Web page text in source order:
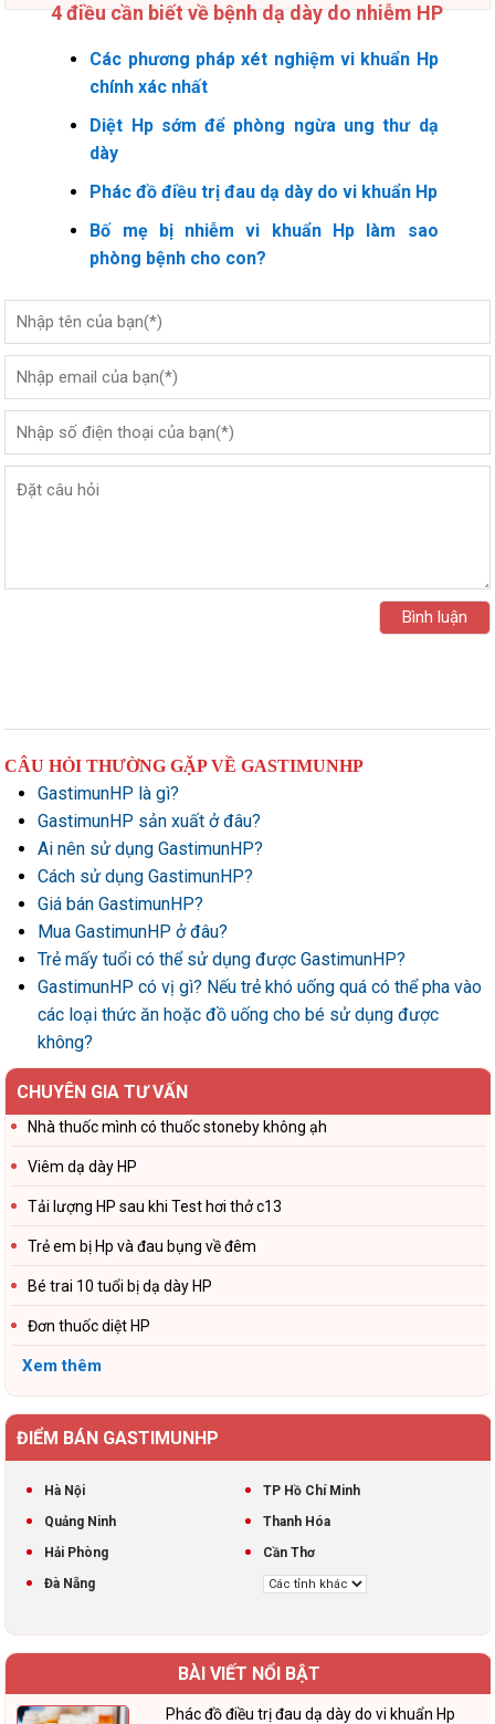
4 điều cần biết về bệnh dạ dày do nhiễm HP
Các phương pháp xét nghiệm vi khuẩn Hp
chính xác nhất
Diệt Hp sớm để phòng ngừa ung thư dạ
dày
Phác đồ điều trị đau dạ dày do vi khuẩn Hp
Bố mẹ bị nhiễm vi khuẩn Hp làm sao
phòng bệnh cho con?
CÂU HỎI THƯỜNG GẶP VỀ GASTIMUNHP
GastimunHP là gì?
GastimunHP sản xuất ở đâu?
Ai nên sử dụng GastimunHP?
Cách sử dụng GastimunHP?
Giá bán GastimunHP?
Mua GastimunHP ở đâu?
Trẻ mấy tuổi có thể sử dụng được GastimunHP?
GastimunHP có vị gì? Nếu trẻ khó uống quá có thể pha vào
các loại thức ăn hoặc đồ uống cho bé sử dụng được
không?
CHUYÊN GIA TƯ VẤN
Nhà thuốc mình có thuốc stoneby không ạh
Viêm dạ dày HP
Tải lượng HP sau khi Test hơi thở c13
Trẻ em bị Hp và đau bụng về đêm
Bé trai 10 tuổi bị dạ dày HP
Đơn thuốc diệt HP
Xem thêm
ĐIỂM BÁN GASTIMUNHP
Hà Nội
TP Hồ Chí Minh
Quảng Ninh
Thanh Hóa
Hải Phòng
Cần Thơ
Đà Nẵng
BÀI VIẾT NỔI BẬT
Phác đồ điều trị đau dạ dày do vi khuẩn Hp